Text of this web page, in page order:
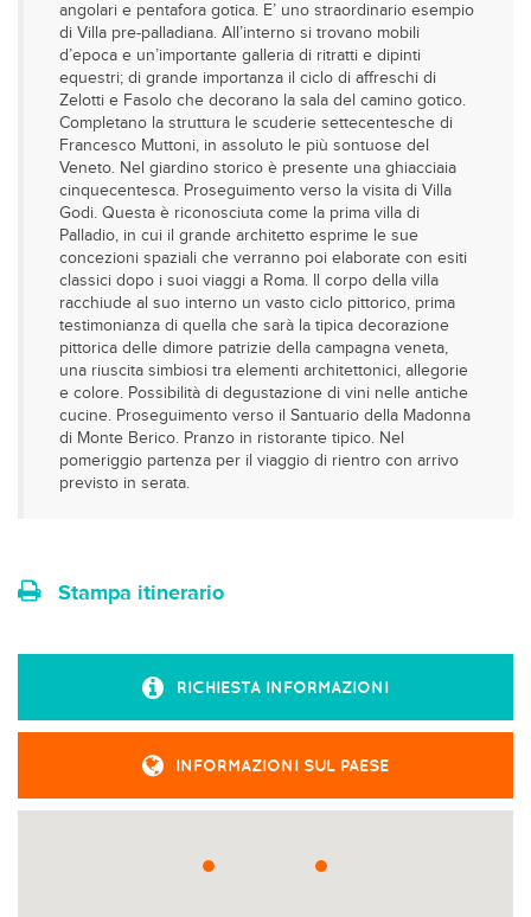
angolari e pentafora gotica. E’ uno straordinario esempio
di Villa pre-palladiana. All’interno si trovano mobili
d’epoca e un’importante galleria di ritratti e dipinti
equestri; di grande importanza il ciclo di affreschi di
Zelotti e Fasolo che decorano la sala del camino gotico.
Completano la struttura le scuderie settecentesche di
Francesco Muttoni, in assoluto le più sontuose del
Veneto. Nel giardino storico è presente una ghiacciaia
cinquecentesca. Proseguimento verso la visita di Villa
Godi. Questa è riconosciuta come la prima villa di
Palladio, in cui il grande architetto esprime le sue
concezioni spaziali che verranno poi elaborate con esiti
classici dopo i suoi viaggi a Roma. Il corpo della villa
racchiude al suo interno un vasto ciclo pittorico, prima
testimonianza di quella che sarà la tipica decorazione
pittorica delle dimore patrizie della campagna veneta,
una riuscita simbiosi tra elementi architettonici, allegorie
e colore. Possibilità di degustazione di vini nelle antiche
cucine. Proseguimento verso il Santuario della Madonna
di Monte Berico. Pranzo in ristorante tipico. Nel
pomeriggio partenza per il viaggio di rientro con arrivo
previsto in serata.
Stampa itinerario
RICHIESTA INFORMAZIONI
INFORMAZIONI SUL PAESE